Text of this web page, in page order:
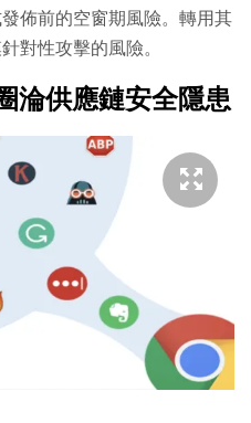
佈前的空窗期風險。轉用其
對性攻擊的風險。
淪供應鏈安全隱患